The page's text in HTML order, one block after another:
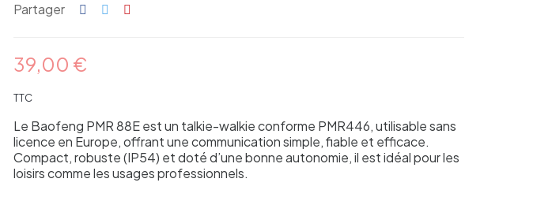
Partager
39,00 €
TTC
Le Baofeng PMR 88E est un talkie-walkie conforme PMR446, utilisable sans
licence en Europe, offrant une communication simple, fiable et efficace.
Compact, robuste (IP54) et doté d’une bonne autonomie, il est idéal pour les
loisirs comme les usages professionnels.